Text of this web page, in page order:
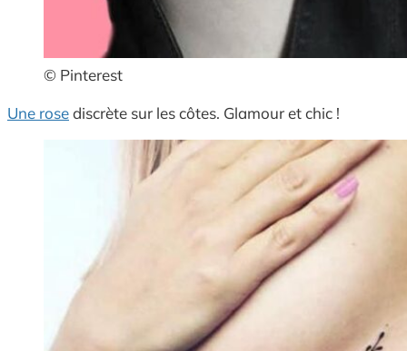
© Pinterest
Une rosediscrète sur les côtes. Glamour et chic !